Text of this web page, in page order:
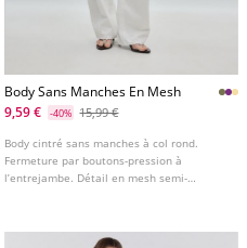
Body Sans Manches En Mesh
9,59 €
-40% 15,99 €
Body cintré sans manches à col rond.
Fermeture par boutons-pression à
l’entrejambe. Détail en mesh semi-